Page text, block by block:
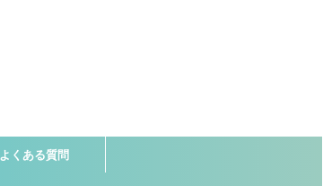
よくある質問